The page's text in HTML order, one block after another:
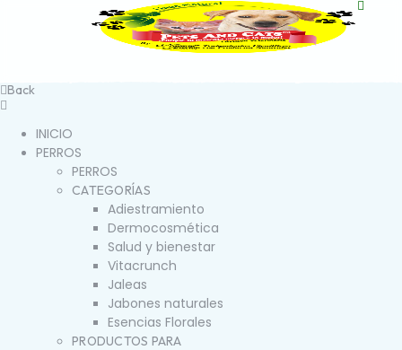
Back
INICIO
PERROS
PERROS
CATEGORÍAS
Adiestramiento
Dermocosmética
Salud y bienestar
Vitacrunch
Jaleas
Jabones naturales
Esencias Florales
PRODUCTOS PARA